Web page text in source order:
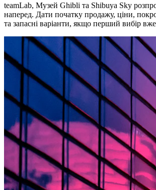
teamLab, Музей Ghibli та Shibuya Sky
наперед. Дати початку продажу, ціни,
та запасні варіанти, якщо перший вибір